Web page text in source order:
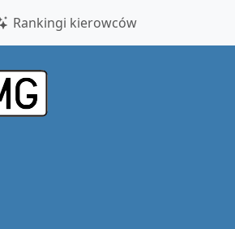
Rankingi kierowców